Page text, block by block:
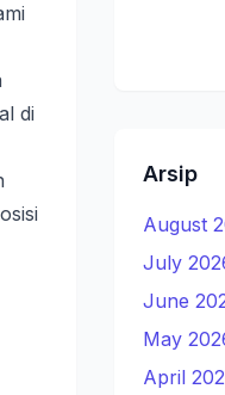
di
Arsip
August
July
June
May
April